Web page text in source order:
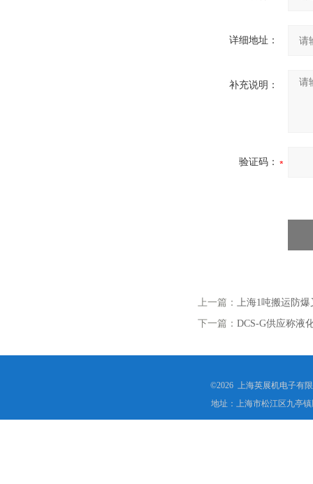
详细地址：
补充说明：
验证码：
上一篇： 上海1吨搬运防
下一篇： DCS-G供应称液
©2026 上海英展机电子有
地址：上海市松江区九亭镇